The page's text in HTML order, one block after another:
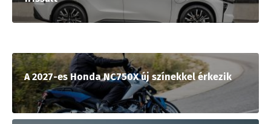
A 2027-es Honda NC750X új színekkel érkezik